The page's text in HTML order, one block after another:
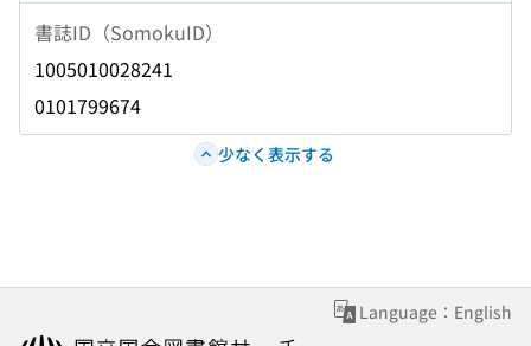
書誌ID（SomokuID）
1005010028241
0101799674
少なく表示する
Language：English